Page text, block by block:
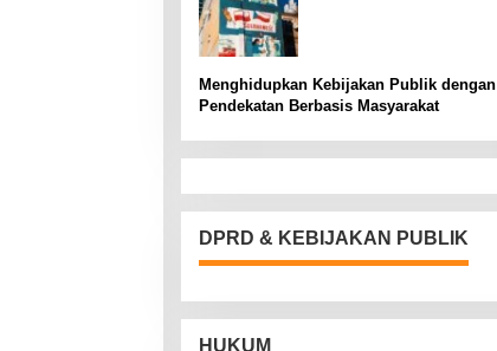
Menghidupkan Kebijakan Publik dengan
Pendekatan Berbasis Masyarakat
DPRD & KEBIJAKAN PUBLIK
HUKUM